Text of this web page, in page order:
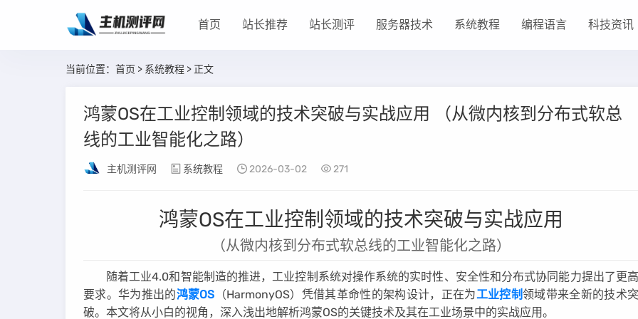
首页 站长推荐 站长测评 服务器技术 系统教程 编程语言 科技资讯
当前位置： 首页 > 系统教程 > 正文
鸿蒙OS在工业控制领域的技术突破与实战应用 （从微内核到分布式软总
线的工业智能化之路）
主机测评网 系统教程 2026-03-02 271
鸿蒙OS在工业控制领域的技术突破与实战应用
（从微内核到分布式软总线的工业智能化之路）
随着工业4.0和智能制造的推进，工业控制系统对操作系统的实时性、安全性和分布式协同能力提出了更高
要求。华为推出的鸿蒙OS （HarmonyOS）凭借其革命性的架构设计，正在为工业控制领域带来全新的技术
破。本文将从小白的视角，深入浅出地解析鸿蒙OS的关键技术及其在工业场景中的实战应用。